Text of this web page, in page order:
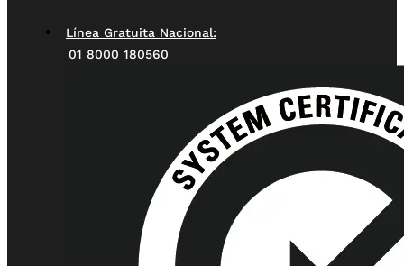
Línea Gratuita Nacional:
01 8000 180560